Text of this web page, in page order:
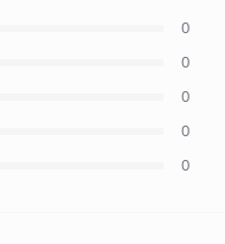
0
0
0
0
0